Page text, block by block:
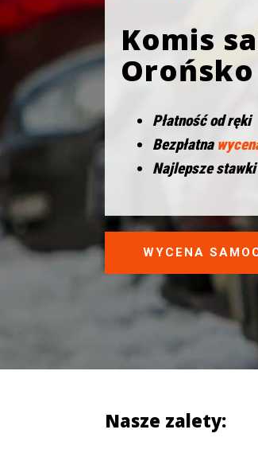
Komis
Orońsko
Płatność od ręki
Bezpłatna
Najlepsze
WYCENA
Nasze zalety: